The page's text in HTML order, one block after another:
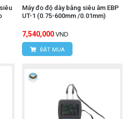
độ dày của vải, da, nỉ, sợi.
Đo độ dày của tấm cao su,
ống.
sản phẩm: Đảm bảo các vật
Máy đo độ dày bằng siêu âm EBP
UT-1 (0.75-600mm /0.01mm)
7,540,000 VND
ĐẶT MUA